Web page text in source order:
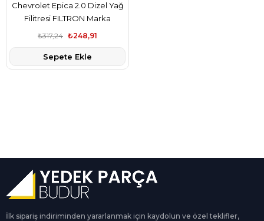
Chevrolet Epica 2.0 Dizel Yağ
Filitresi FILTRON Marka
₺248,91
₺317,24
Sepete Ekle
İlk sipariş indiriminden yararlanmak için kaydolun ve özel teklifler,